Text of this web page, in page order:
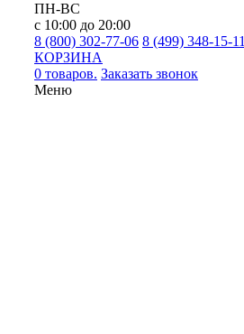
ПН-ВС
с 10:00 до 20:00
8 (800) 302-77-06 8 (499) 348-15-11
КОРЗИНА
0 товаров. Заказать звонок
Меню